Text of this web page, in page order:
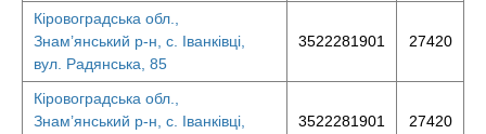
Кіровоградська обл.,
Знам’янський р-н, с. Іванківці,
вул. Радянська, 85
3522281901 27420
Кіровоградська обл.,
Знам’янський р-н, с. Іванківці,
3522281901 27420